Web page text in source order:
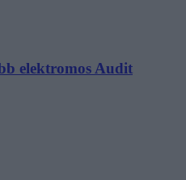
elektromos Audit